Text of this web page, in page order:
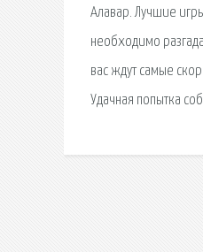
Алавар. Лучшие
необходимо
вас ждут самые
Удачная попытка